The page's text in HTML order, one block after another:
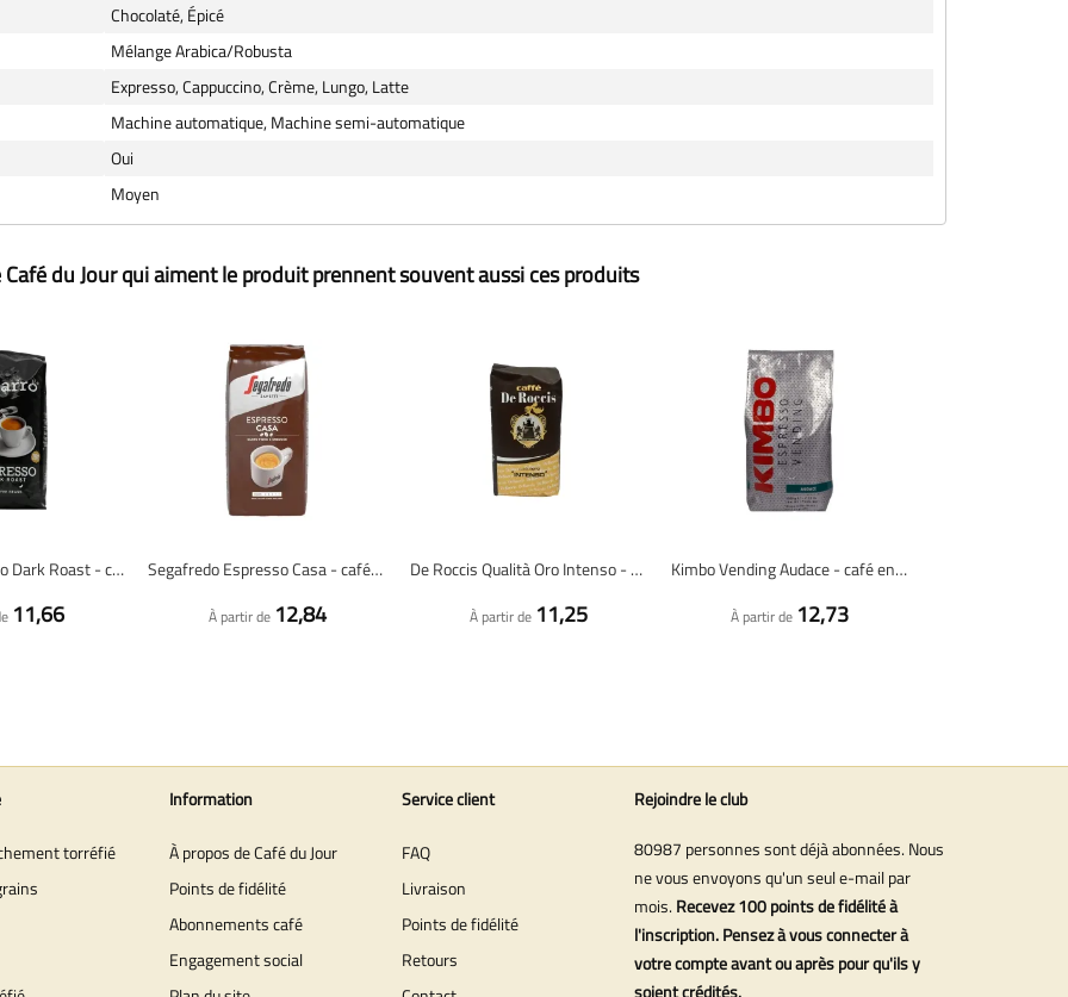
Chocolaté, Épicé
Mélange Arabica/Robusta
Expresso, Cappuccino, Crème, Lungo, Latte
Machine automatique, Machine semi-automatique
Oui
Moyen
Café du Jour qui aiment le produit prennent souvent aussi ces produits
Lazarro Espresso Dark Roast - café en grains - 1 kilo
11,66
Segafredo Espresso Casa - café en grains - 1 kilo
À partir de 12,84
De Roccis Qualità Oro Intenso - café en grains - 1 kilo
À partir de 11,25
Kimbo Vending Audace - café en grains - 1 kilo
À partir de 12,73
torréfié
Information
À propos de Café du Jour
Points de fidélité
Abonnements café
Engagement social
Service client
FAQ
Livraison
Points de fidélité
Retours
Rejoindre le club
80987 personnes sont déjà abonnées. Nous
ne vous envoyons qu'un seul e-mail par
mois. Recevez 100 points de fidélité à
l'inscription. Pensez à vous connecter à
votre compte avant ou après pour qu'ils y
soient crédités.